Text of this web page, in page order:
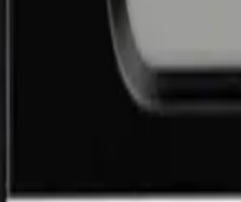
dänischem Cavecool können Sie bis zu 16